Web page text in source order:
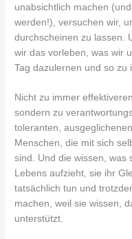
unabsichtlich machen
werden!), versuchen wir,
durchscheinen zu lassen.
wir das vorleben, was wir
Tag dazulernen und so zu
Nicht zu immer
sondern zu
toleranten,
Menschen, die mit sich
sind. Und die wissen, was
Lebens aufzieht, sie ihr
tatsächlich tun und
machen, weil sie wissen,
unterstützt.